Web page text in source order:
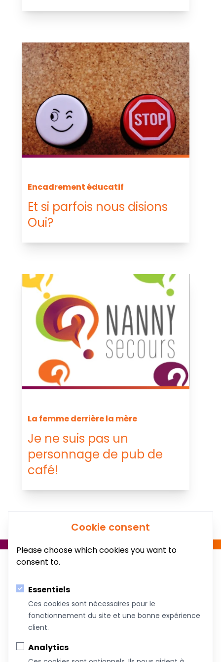
Encadrement éducatif
Et si parfois nous disions
Oui?
La femme derrière la mère
Je ne suis pas un
personnage de pub de
café!
Au service du bien-être de votre famille!
Coachs &
Intervenants
ateliers et
Cookie consent
Please choose which cookies you want to
consent to.
Essentiels
Ces cookies sont nécessaires pour le
fonctionnement du site et une bonne expérience
client.
Analytics